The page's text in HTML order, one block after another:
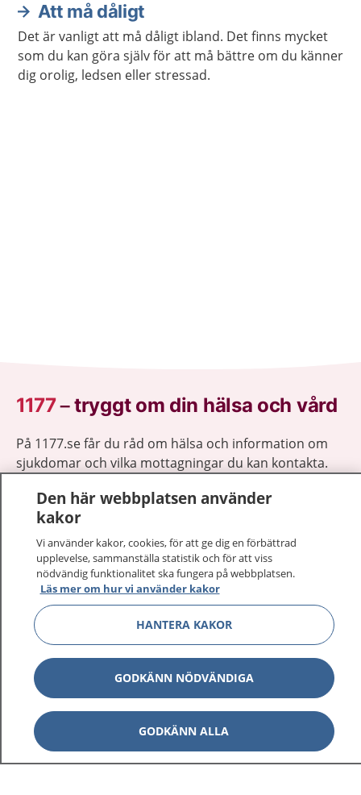
Att må dåligt
Det är vanligt att må dåligt ibland. Det finns mycket
som du kan göra själv för att må bättre om du känner
dig orolig, ledsen eller stressad.
1177–tryggt om din hälsa och vård
På 1177.se får du råd om hälsa och information om
sjukdomar och vilka mottagningar du kan kontakta.
vårdärenden. Ring telefonnummer 1177 för
sjukvårdsrådgivning dygnet runt.
1177 ger dig råd när du vill må bättre.
1177 på flera språk Visa
Om 1177 Visa
Kontakt Visa
Den här webbplatsen använder
kakor
Vi använder kakor, cookies, för att ge dig en förbättrad
upplevelse, sammanställa statistik och för att viss
nödvändig funktionalitet ska fungera på webbplatsen.
Läs mer om hur vi använder kakor
HANTERA KAKOR
GODKÄNN NÖDVÄNDIGA
GODKÄNN ALLA